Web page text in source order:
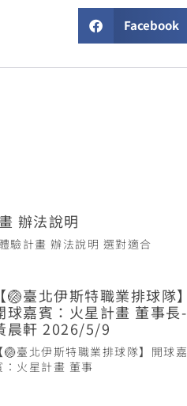
Facebook
辦法說明
驗計畫 辦法說明 選對適合
【🏐臺北伊斯特職業排球隊】
球嘉賓：火星計畫 董事長-
晨軒 2026/5/9
【🏐臺北伊斯特職業排球隊】開球嘉
：火星計畫 董事